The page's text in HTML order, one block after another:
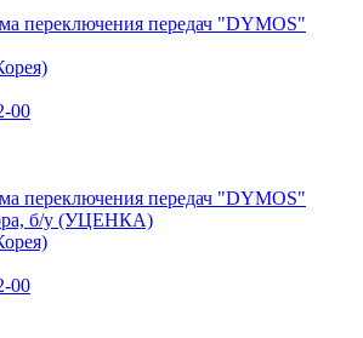
переключения передач "DYMOS"
00
переключения передач "DYMOS"
б/у (УЦЕНКА)
00